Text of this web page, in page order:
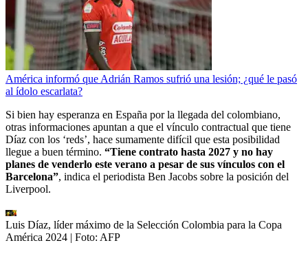
América informó que Adrián Ramos sufrió una lesión; ¿qué le pasó
al ídolo escarlata?
Si bien hay esperanza en España por la llegada del colombiano,
otras informaciones apuntan a que el vínculo contractual que tiene
Díaz con los ‘reds’, hace sumamente difícil que esta posibilidad
llegue a buen término. “Tiene contrato hasta 2027 y no hay
planes de venderlo este verano a pesar de sus vínculos con el
Barcelona”, indica el periodista Ben Jacobs sobre la posición del
Liverpool.
Luis Díaz, líder máximo de la Selección Colombia para la Copa
América 2024 | Foto: AFP